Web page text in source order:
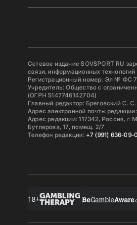
Сетевое издание SOVSPORT RU
связи, информационных
Регистрационный номер: Эл № ФС
Учредитель: Общество с
(ОГРН 5147746142704)
Главный редактор: Бреговский С. С.
Адрес электронной почты редакции:
Адрес редакции: 117342, Россия, г.
Бутлерова, 17, помещ. 2/7
Телефон редакции: +7 (991) 636-09-
18+